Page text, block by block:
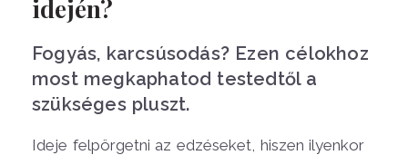
idején?
Fogyás, karcsúsodás? Ezen célokhoz
most megkaphatod testedtől a
szükséges pluszt.
Ideje felpörgetni az edzéseket, hiszen ilyenkor